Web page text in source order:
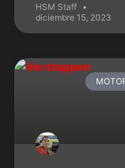
HSM Staff
diciembre 15, 2023